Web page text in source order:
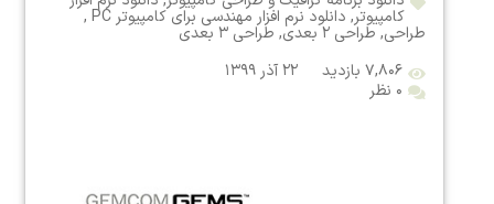
کامپیوتر, دانلود نرم افزار مهندسی برای کامپیوتر PC ,
طراحی,طراحی ۲ بعدی , طراحی ۳ بعدی
۷,۸۰۶ بازدید
۲۲ آذر ۱۳۹۹
۰ نظر